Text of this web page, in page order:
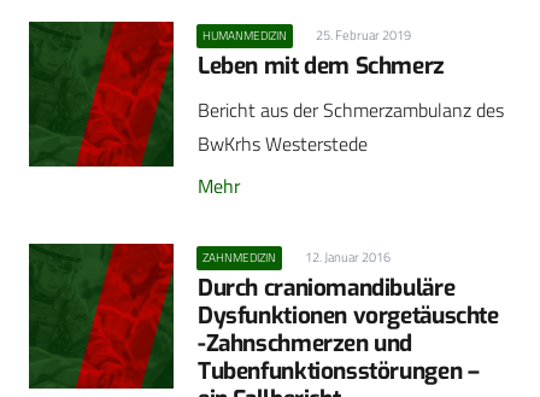
HUMANMEDIZIN 25. Februar 2019
Leben mit dem Schmerz
Bericht aus der Schmerzambulanz des
BwKrhs Westerstede
Mehr
ZAHNMEDIZIN 12. Januar 2016
Durch craniomandibuläre
Dysfunktionen vorgetäuschte
-Zahnschmerzen und
Tubenfunktionsstörungen –